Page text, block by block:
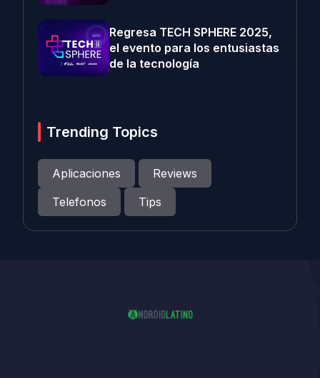
Regresa TECH SPHERE 2025,
el evento para los entusiastas
de la tecnología
Trending Topics
Aplicaciones
Reviews
Telefonos
Tips